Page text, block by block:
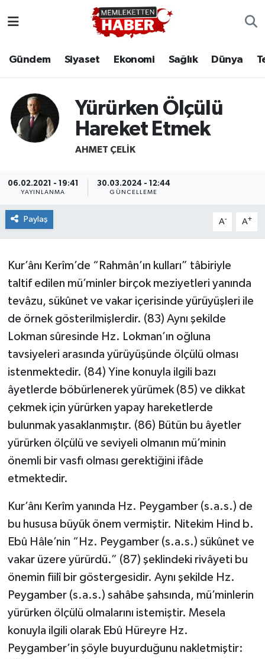
Gündem Siyaset Ekonomi Sağlık Dünya
Yürürken Ölçülü
Hareket Etmek
AHMET ÇELIK
06.02.2021 - 19:41
YAYINLANMA
30.03.2024 - 12:44
GÜNCELLEME
Paylaş A- A+
Kur’ânı Kerîm’de “Rahmân’ın kulları” tâbiriyle
taltif edilen mü’minler birçok meziyetleri yanında
tevâzu, sükûnet ve vakar içerisinde yürüyüşleri ile
de örnek gösterilmişlerdir. (83) Aynı şekilde
Lokman sûresinde Hz. Lokman’ın oğluna
tavsiyeleri arasında yürüyüşünde ölçülü olması
istenmektedir. (84) Yine konuyla ilgili bazı
âyetlerde böbürlenerek yürümek (85) ve dikkat
çekmek için yürürken yapay hareketlerde
bulunmak yasaklanmıştır. (86) Bütün bu âyetler
yürürken ölçülü ve seviyeli olmanın mü’minin
önemli bir vasfı olması gerektiğini ifâde
etmektedir.
Kur’ânı Kerîm yanında Hz. Peygamber (s.a.s.) de
bu hususa büyük önem vermiştir. Nitekim Hind b.
Ebû Hâle’nin “Hz. Peygamber (s.a.s.) sükûnet ve
vakar üzere yürürdü.” (87) şeklindeki rivâyeti bu
önemin fiilî bir göstergesidir. Aynı şekilde Hz.
Peygamber (s.a.s.) sahâbe şahsında, mü’minlerin
yürürken ölçülü olmalarını istemiştir. Mesela
konuyla ilgili olarak Ebû Hüreyre Hz.
Peygamber’in şöyle buyurduğunu nakletmiştir: